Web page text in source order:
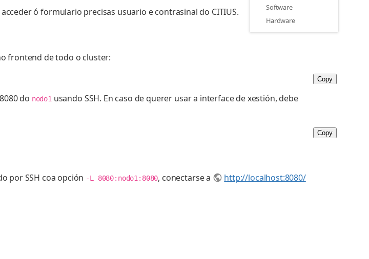
Software
Hardware
acceder ó formulario precisas usuario e contrasinal do CITIUS.
frontend de todo o cluster:
Copy
do nodo1usando SSH. En caso de querer usar a interface de xestión, debe
Copy
por SSH coa opción -L 8080:nodo1:8080, conectarse a
http://localhost:8080/